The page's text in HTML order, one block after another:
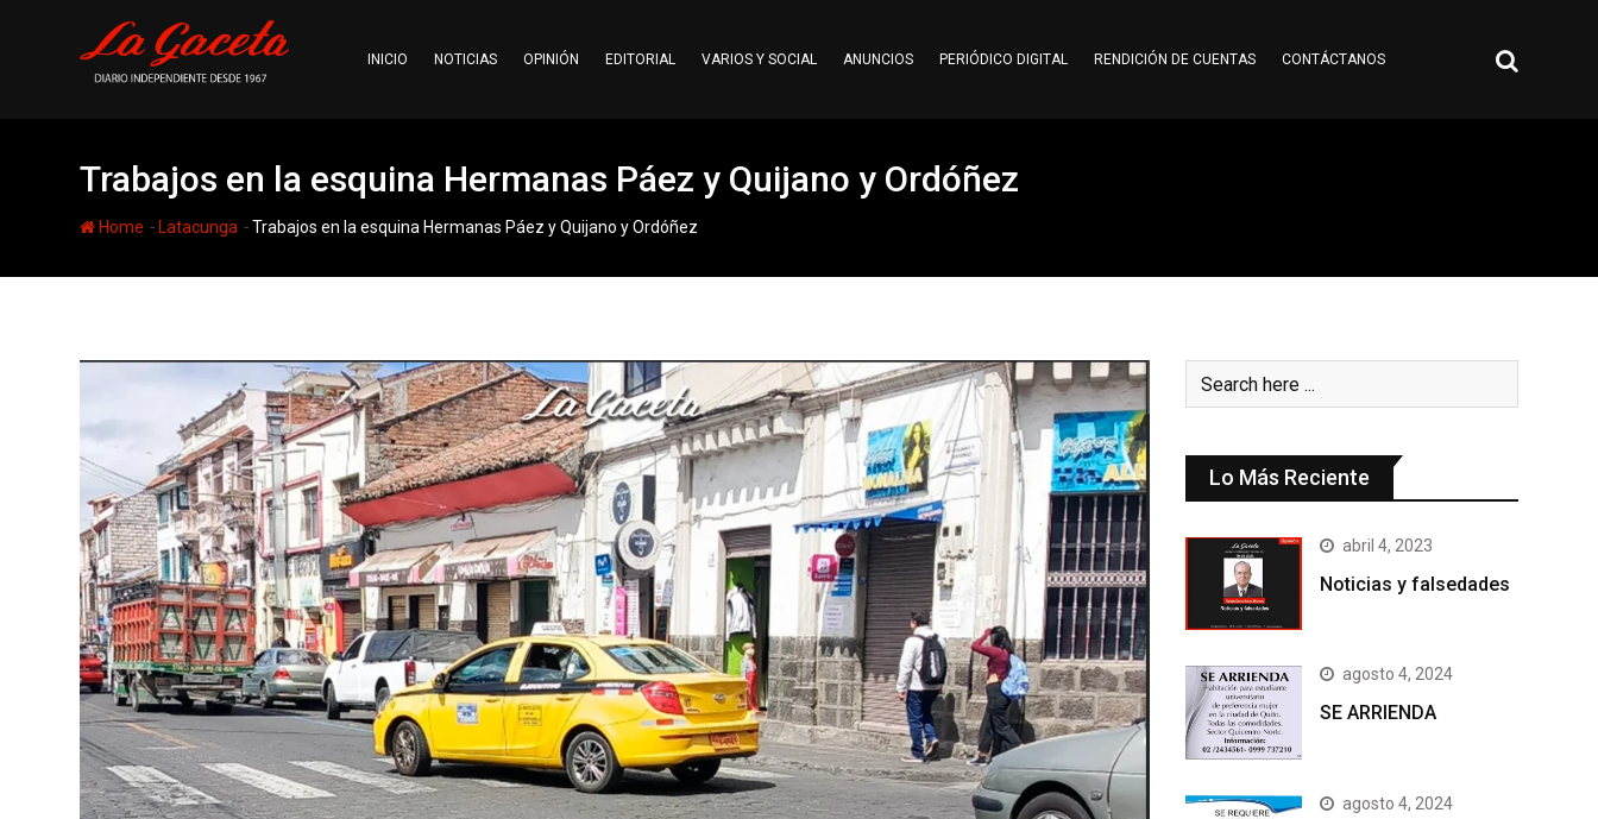
INICIO NOTICIAS OPINIÓN EDITORIAL VARIOS Y SOCIAL ANUNCIOS PERIÓDICO DIGITAL RENDICIÓN DE CUENTAS CONTÁCTANOS
Trabajos en la esquina Hermanas Páez y Quijano y Ordóñez
Home - Latacunga -Trabajos en la esquina Hermanas Páez y Quijano y Ordóñez
Lo Más Reciente
abril 4, 2023
Noticias y falsedades
agosto 4, 2024
SE ARRIENDA
agosto 4, 2024